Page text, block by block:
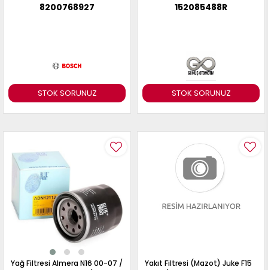
STOK SORUNUZ
8200768927
STOK SORUNUZ
152085488R
Yağ Filtresi Almera N16 00-07 /
Yakıt Filtresi (Mazot) Juke F15